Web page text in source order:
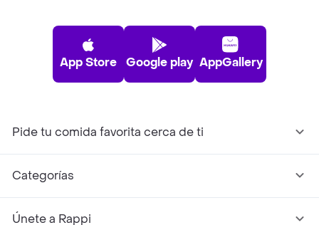
App Store Google play AppGallery
Pide tu comida favorita cerca de ti
Categorías
Únete a Rappi